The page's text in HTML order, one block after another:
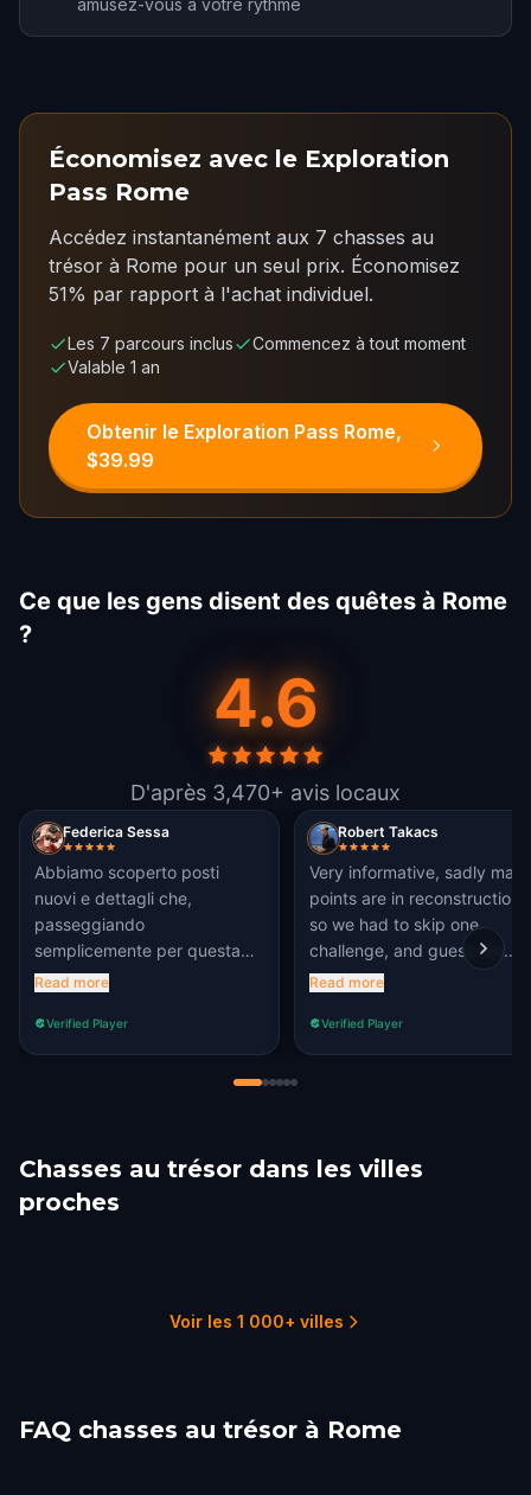
amusez-vous à votre rythme
Économisez avec le Exploration
Pass Rome
Accédez instantanément aux 7 chasses au
trésor à Rome pour un seul prix. Économisez
51% par rapport à l'achat individuel.
Les 7 parcours inclus
Commencez à tout moment
Valable 1 an
Obtenir le Exploration Pass Rome,
$39.99
Ce que les gens disent des quêtes à Rome
?
4.6
D'après 3,470+ avis locaux
Federica Sessa
Abbiamo scoperto posti
nuovi e dettagli che,
passeggiando
semplicemente per questa
splendida città non avremmo
pensato a questo fantastico
gioco.
Read more
Verified Player
Robert Takacs
Very informative, sadly
points are in reconstruction
so we had to skip one
challenge, and guess the
answer for others
Read more
Verified Player
Chasses au trésor dans les villes
proches
Voir les 1 000+ villes
FAQ chasses au trésor à Rome